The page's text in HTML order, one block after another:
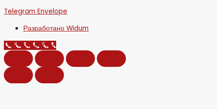
Telegram Envelope
Разработано Widum
Call Now Button